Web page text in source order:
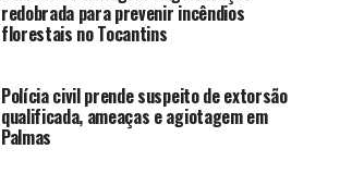
redobrada para prevenir incêndios
florestais no Tocantins
Polícia civil prende suspeito de extorsão
qualificada, ameaças e agiotagem em
Palmas